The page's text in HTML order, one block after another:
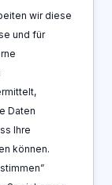
wir diese
und für
Daten
Ihre
können.